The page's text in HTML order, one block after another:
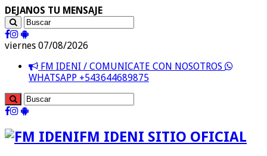
DEJANOS TU MENSAJE
viernes 07/08/2026
FM IDENI / COMUNICATE CON NOSOTROS
WHATSAPP +543644689875
FM IDENI SITIO OFICIAL